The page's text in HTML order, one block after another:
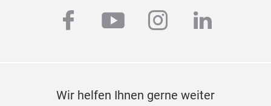
facebook
youtubeinstagram
linkedin
Wir helfen Ihnen gerne weiter